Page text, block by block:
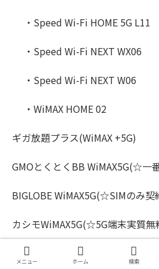
・Speed Wi-Fi HOME 5G L11
・Speed Wi-Fi NEXT WX06
・Speed Wi-Fi NEXT W06
・WiMAX HOME 02
ギガ放題プラス(WiMAX +5G)
GMOとくとくBB WiMAX5G(☆一
BIGLOBE WiMAX5G(☆SIMのみ契
カシモWiMAX5G(☆5G端末実質無
メニュー ホーム 検索